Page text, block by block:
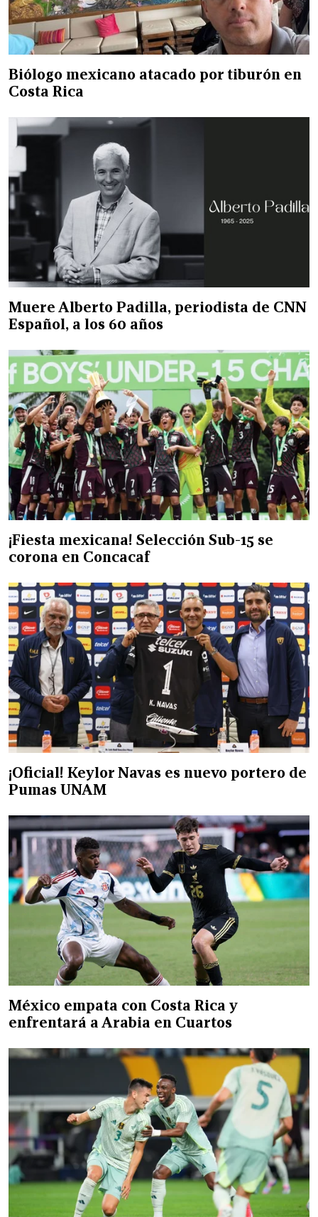
Biólogo mexicano atacado por tiburón en
Costa Rica
Muere Alberto Padilla, periodista de CNN
Español, a los 60 años
¡Fiesta mexicana! Selección Sub-15 se
corona en Concacaf
¡Oficial! Keylor Navas es nuevo portero de
Pumas UNAM
México empata con Costa Rica y
enfrentará a Arabia en Cuartos